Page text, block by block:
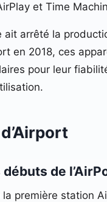
et Time
ait arrêté la
en 2018, ces
pour leur
débuts de
la première station